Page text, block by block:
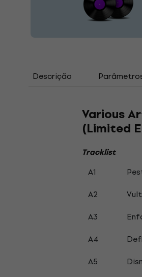
Descrição
Various
(Limited
Tracklist
A1
A2
A3
A4
A5